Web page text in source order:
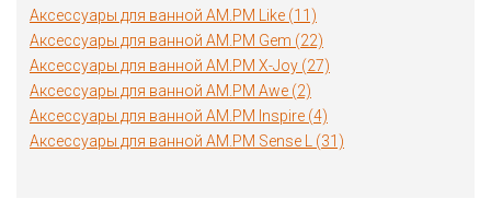
Аксессуары для ванной AM.PM Like (11)
Аксессуары для ванной AM.PM Gem (22)
Аксессуары для ванной AM.PM X-Joy (27)
Аксессуары для ванной AM.PM Awe (2)
Аксессуары для ванной AM.PM Inspire (4)
Аксессуары для ванной AM.PM Sense L (31)